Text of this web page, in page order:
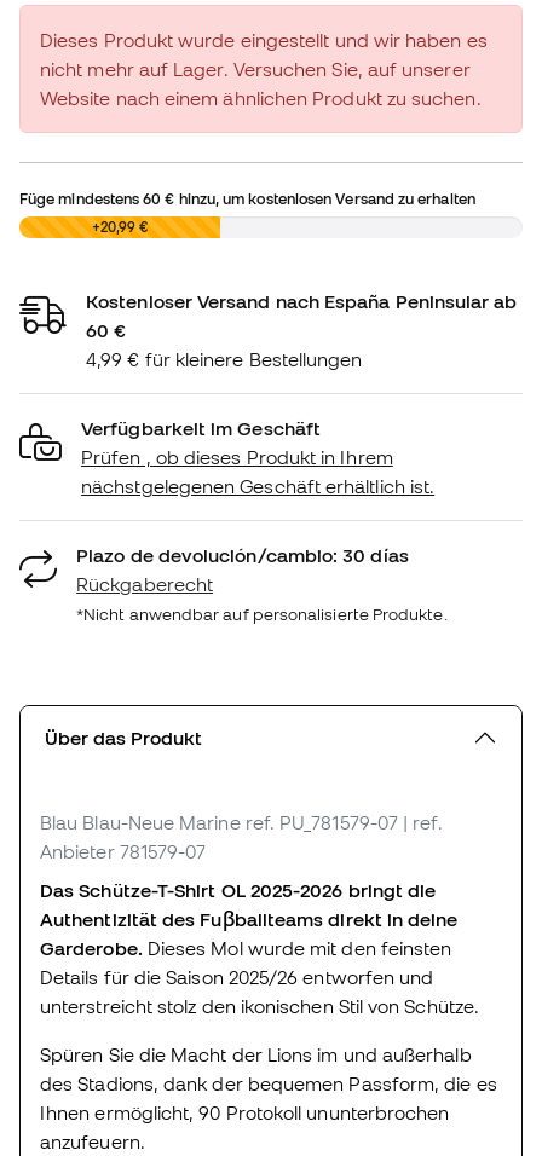
Dieses Produkt wurde eingestellt und wir haben es
nicht mehr auf Lager. Versuchen Sie, auf unserer
Website nach einem ähnlichen Produkt zu suchen.
Füge mindestens60 € hinzu, um kostenlosen Versand zu erhalten
0,00 € +20,99 €
Kostenloser Versand nach España Peninsular ab
60 €
4,99 € für kleinere Bestellungen
Verfügbarkeit im Geschäft
Prüfen , ob dieses Produkt in Ihrem
nächstgelegenen Geschäft erhältlich ist.
Plazo de devolución/cambio: 30 días
Rückgaberecht
*Nicht anwendbar auf personalisierte Produkte.
Über das Produkt
Blau Blau-Neue Marine ref. PU_781579-07 | ref.
Anbieter 781579-07
Das Schütze-T-Shirt OL 2025-2026 bringt die
Authentizität des Fuβballteams direkt in deine
Garderobe. Dieses Mol wurde mit den feinsten
Details für die Saison 2025/26 entworfen und
unterstreicht stolz den ikonischen Stil von Schütze.
Spüren Sie die Macht der Lions im und außerhalb
des Stadions, dank der bequemen Passform, die es
Ihnen ermöglicht, 90 Protokoll ununterbrochen
anzufeuern.